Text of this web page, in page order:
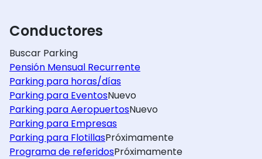
Conductores
Buscar Parking
Pensión Mensual Recurrente
Parking para horas/días
Parking para EventosNuevo
Parking para AeropuertosNuevo
Parking para Empresas
Parking para FlotillasPróximamente
Programa de referidosPróximamente